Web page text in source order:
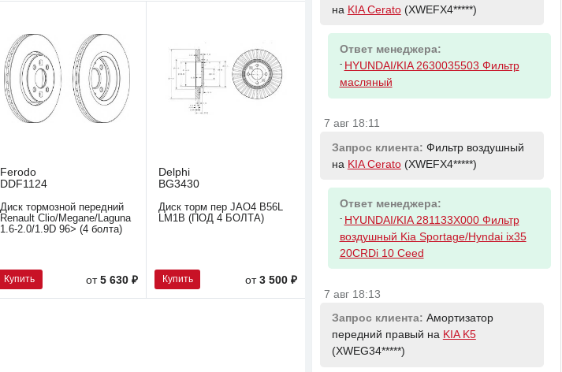
Ferodo
DDF1124
Диск тормозной передний
Renault Clio/Megane/Laguna
1.6-2.0/1.9D 96> (4 болта)
Купить от5 630 ₽
Delphi
BG3430
Диск торм пер JAO4 B56L
LM1B (ПОД 4 БОЛТА)
Купить от 3 500 ₽
на KIA Cerato(XWEFX4*****)
Ответ менеджера:
- HYUNDAI/KIA 2630035503 Фильтр
масляный
7 авг 18:11
Запрос клиента: Фильтр воздушный
на KIA Cerato(XWEFX4*****)
Ответ менеджера:
- HYUNDAI/KIA 281133X000 Фильтр
воздушный Kia Sportage/Hyndai ix35
20CRDi 10 Ceed
7 авг 18:13
Запрос клиента: Амортизатор
передний правый на KIA K5
(XWEG34*****)